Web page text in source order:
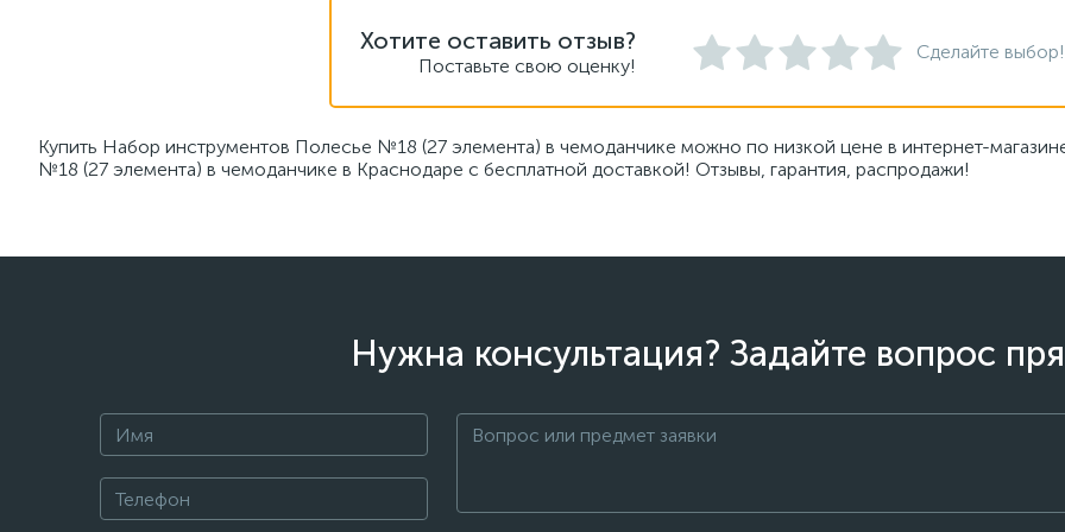
Хотите оставить отзыв?
Поставьте свою оценку!
Сделайте выбор!
Купить Набор инструментов Полесье №18 (27 элемента) в чемоданчике можно по низкой цене в интернет-
№18 (27 элемента) в чемоданчике в Краснодаре с бесплатной доставкой! Отзывы, гарантия, распродажи!
Нужна консультация? Задайте вопрос